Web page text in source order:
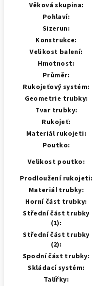
Věková skupina:
Pohlaví:
Sizerun:
Konstrukce:
Velikost balení:
Hmotnost:
Průměr:
Rukojeťový systém:
Geometrie trubky:
Tvar trubky:
Rukojeť:
Materiál rukojeti:
Poutko:
Velikost poutko:
Prodloužení rukojeti:
Materiál trubky:
Horní část trubky:
Střední část trubky
(1):
Střední část trubky
(2):
Spodní část trubky:
Skládací systém:
Talířky: